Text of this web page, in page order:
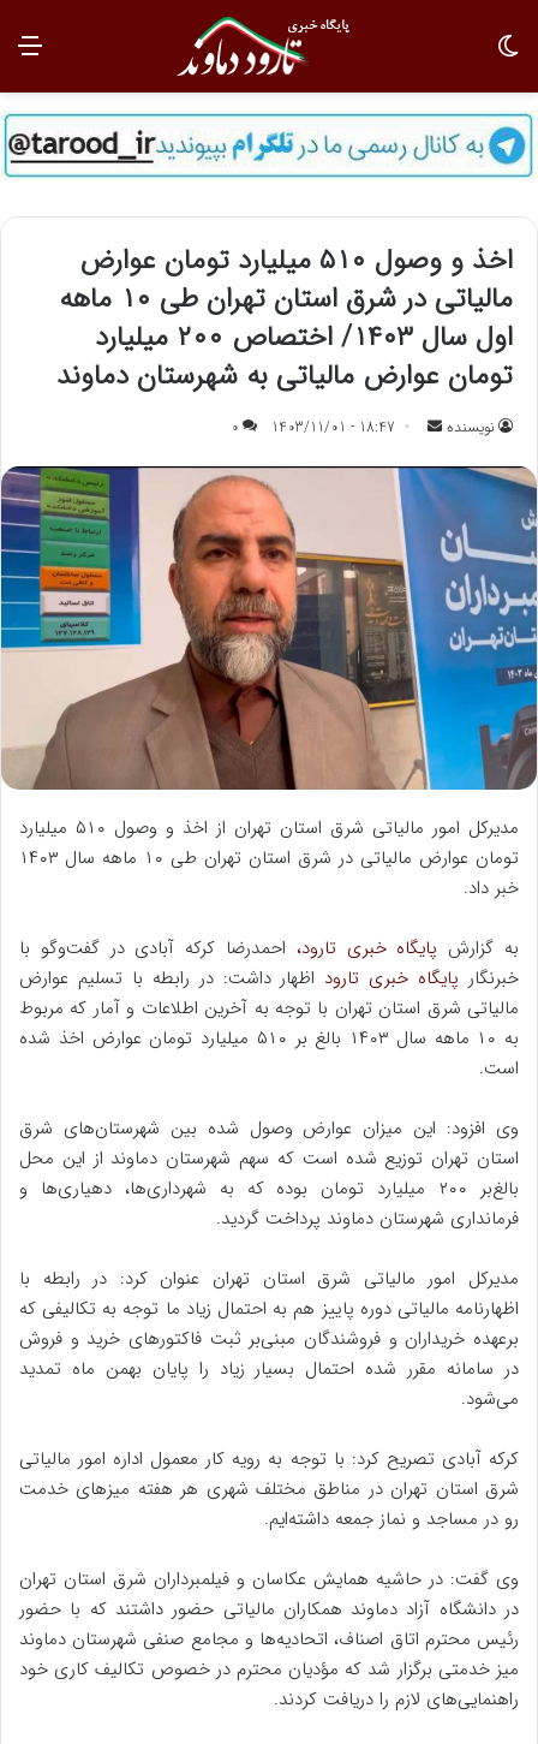
اخذ و وصول ۵۱۰ میلیارد تومان عوارض
مالیاتی در شرق استان تهران طی ۱۰ ماهه
اول سال ۱۴۰۳/ اختصاص ۲۰۰ میلیارد
تومان عوارض مالیاتی به شهرستان دماوند
نویسنده
س
م
ی
ل
18:47 - 1403/11/01
0
مدیرکل امور مالیاتی شرق استان تهران از اخذ و وصول ۵۱۰ میلیارد
تومان عوارض مالیاتی در شرق استان تهران طی ۱۰ ماهه سال ۱۴۰۳
خبر داد.
به گزارش پایگاه خبری تارود، احمدرضا کرکه آبادی در گفت‌‌وگو با
خبرنگار پایگاه خبری تارود اظهار داشت: در رابطه با تسلیم عوارض
مالیاتی شرق استان تهران با توجه به آخرین اطلاعات و آمار که مربوط
به ۱۰ ماهه سال ۱۴۰۳ بالغ بر ۵۱۰ میلیارد تومان عوارض اخذ شده
است.
وی افزود: این میزان عوارض وصول شده بین شهرستان‌های شرق
استان تهران توزیع شده است که سهم شهرستان دماوند از این محل
بالغ‌بر ۲۰۰ میلیارد تومان بوده که به شهرداری‌ها، دهیاری‌ها و
فرمانداری شهرستان دماوند پرداخت گردید.
مدیرکل امور مالیاتی شرق استان تهران عنوان کرد: در رابطه با
اظهارنامه مالیاتی دوره پاییز هم به احتمال زیاد ما توجه به تکالیفی که
برعهده خریداران و فروشندگان مبنی‌بر ثبت فاکتورهای خرید و فروش
در سامانه مقرر شده احتمال بسیار زیاد را پایان بهمن ماه تمدید
می‌شود.
کرکه آبادی تصریح کرد: با توجه به رویه کار معمول اداره امور مالیاتی
شرق استان تهران در مناطق مختلف شهری هر هفته میزهای خدمت
رو در مساجد و نماز جمعه داشته‌ایم.
وی گفت: در حاشیه همایش عکاسان و فیلمبرداران شرق استان تهران
در دانشگاه آزاد دماوند همکاران مالیاتی حضور داشتند که با حضور
رئیس محترم اتاق اصناف، اتحادیه‌ها و مجامع صنفی شهرستان دماوند
میز خدمتی برگزار شد که مؤدیان محترم در خصوص تکالیف کاری خود
راهنمایی‌های لازم را دریافت کردند.